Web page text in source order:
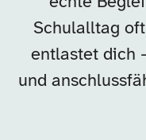
Schulalltag
entlastet dich
und